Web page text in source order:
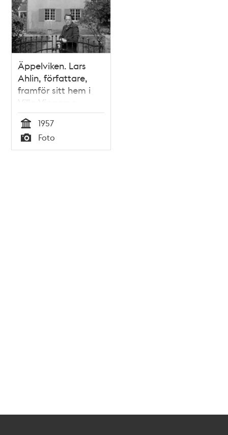
Äppelviken. Lars
Ahlin, författare,
framför sitt hem i
Villa Vingarna.
Tid
1957
Typ
Foto